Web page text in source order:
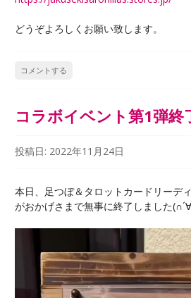
どうぞよろしくお願い致します。
コメントする
コラボイベント第1弾
投稿日: 2022年11月24日
本日、足つぼ＆タロットカードリーデ
がおかげさまで無事に終了しました